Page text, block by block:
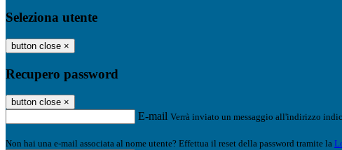
Seleziona utente
button close ×
Recupero password
button close ×
E-mail Verrà inviato un messaggio all'indirizzo
Non hai una e-mail associata al nome utente? Effettua il reset della password tramite la